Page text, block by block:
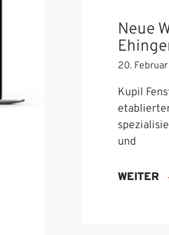
Neue
20.
Kupil
und
WEITER